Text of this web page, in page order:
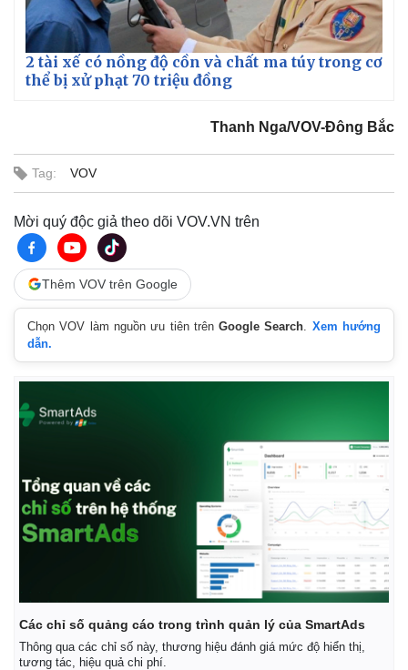
Quan sát
Cuộc sống đó đây
Hồ sơ
Video
Ảnh
E-Magazine
2 tài xế có nồng độ cồn và chất ma túy trong cơ
thể bị xử phạt 70 triệu đồng
Thanh Nga/VOV-Đông Bắc
Tag: VOV
Mời quý độc giả theo dõi VOV.VN trên
Thêm VOV trên Google
Chọn VOV làm nguồn ưu tiên trênGoogle Search
Xem hướng
dẫn.
Các chỉ số quảng cáo trong trình quản lý của SmartAds
Thông qua các chỉ số này, thương hiệu đánh giá mức độ hiển thị,
tương tác, hiệu quả chi phí.